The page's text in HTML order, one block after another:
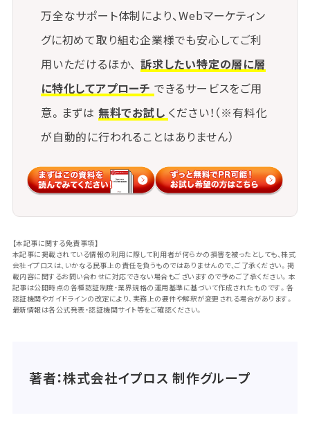
万全なサポート体制により、Webマーケティン
グに初めて取り組む企業様でも安心してご利
用いただけるほか、 訴求したい特定の層に層
に特化してアプローチ できるサービスをご用
意。まずは 無料でお試し ください！（※有料化
が自動的に行われることはありません）
【本記事に関する免責事項】
本記事に掲載されている情報の利用に際して利用者が何らかの損害を被ったとしても、株式
会社イプロスは、いかなる民事上の責任を負うものではありませんので、ご了承ください。掲
載内容に関するお問い合わせに対応できない場合もございますので予めご了承ください。本
記事は公開時点の各種認証制度・業界規格の運用基準に基づいて作成されたものです。各
認証機関やガイドラインの改定により、実務上の要件や解釈が変更される場合があります。
最新情報は各公式発表・認証機関サイト等をご確認ください。
著者：株式会社イプロス 制作グループ